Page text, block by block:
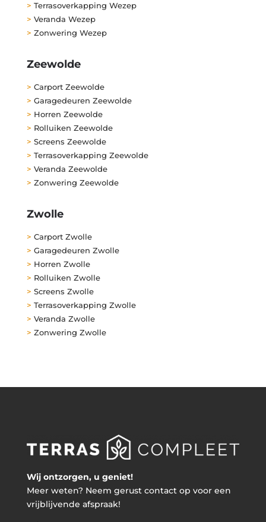
> Terrasoverkapping Wezep
> Veranda Wezep
> Zonwering Wezep
Zeewolde
> Carport Zeewolde
> Garagedeuren Zeewolde
> Horren Zeewolde
> Rolluiken Zeewolde
> Screens Zeewolde
> Terrasoverkapping Zeewolde
> Veranda Zeewolde
> Zonwering Zeewolde
Zwolle
> Carport Zwolle
> Garagedeuren Zwolle
> Horren Zwolle
> Rolluiken Zwolle
> Screens Zwolle
> Terrasoverkapping Zwolle
> Veranda Zwolle
> Zonwering Zwolle
Wij ontzorgen, u geniet!
Meer weten? Neem gerust contact op voor een
vrijblijvende afspraak!